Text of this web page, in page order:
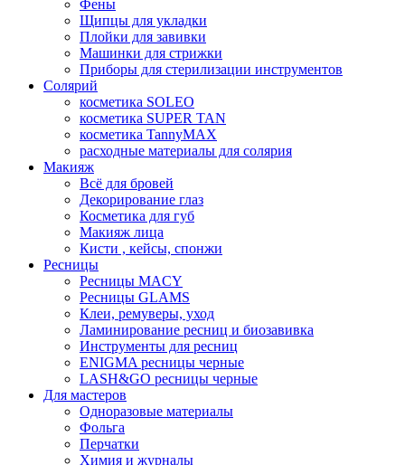
Фены
Щипцы для укладки
Плойки для завивки
Машинки для стрижки
Приборы для стерилизации инструментов
Солярий
косметика SOLEO
косметика SUPER TAN
косметика TannyMAX
расходные материалы для солярия
Макияж
Всё для бровей
Декорирование глаз
Косметика для губ
Макияж лица
Кисти , кейсы, спонжи
Ресницы
Ресницы MACY
Ресницы GLAMS
Клеи, ремуверы, уход
Ламинирование ресниц и биозавивка
Инструменты для ресниц
ENIGMA ресницы черные
LASH&GO ресницы черные
Для мастеров
Одноразовые материалы
Фольга
Перчатки
Химия и журналы